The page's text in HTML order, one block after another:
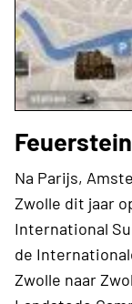
Na Parijs,
Zwolle dit jaar
International
de
Zwolle naar